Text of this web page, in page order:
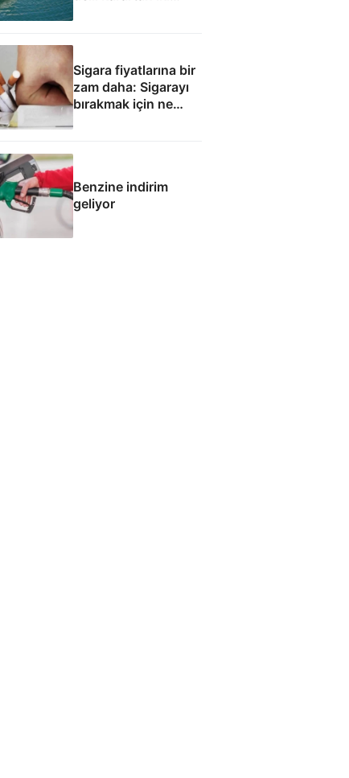
Sigara fiyatlarına bir
zam daha: Sigarayı
bırakmak için ne
Benzine indirim
geliyor